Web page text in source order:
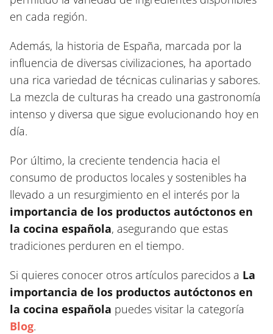
en cada región.
Además, la historia de España, marcada por la
influencia de diversas civilizaciones, ha aportado
una rica variedad de técnicas culinarias y sabores.
La mezcla de culturas ha creado una gastronomía
intenso y diversa que sigue evolucionando hoy en
día.
Por último, la creciente tendencia hacia el
consumo de productos locales y sostenibles ha
llevado a un resurgimiento en el interés por la
importancia de los productos autóctonos en
la cocina española, asegurando que estas
tradiciones perduren en el tiempo.
Si quieres conocer otros artículos parecidos a La
importancia de los productos autóctonos en
la cocina española puedes visitar la categoría
Blog.